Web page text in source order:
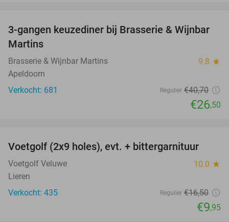
35%
3-gangen keuzediner bij Brasserie & Wijnbar
Martins
Brasserie & Wijnbar Martins 9.8 star
Apeldoorn
Verkocht: 681
Regulier €40,70
€26,50
40%
Voetgolf (2x9 holes), evt. + bittergarnituur
Voetgolf Veluwe 10.0 star
Lieren
Verkocht: 435
Regulier €16,50
€9,95